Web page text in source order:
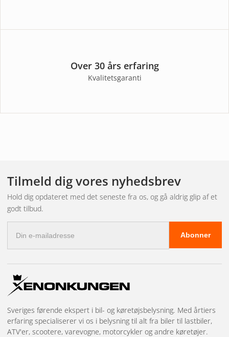
Over 30 års erfaring
Kvalitetsgaranti
Tilmeld dig vores nyhedsbrev
Hold dig opdateret med det seneste fra os, og gå aldrig glip af et
godt tilbud.
mail-
adresse
Abonner
Sveriges førende ekspert i bil- og køretøjsbelysning. Med årtiers
erfaring specialiserer vi os i belysning til alt fra biler til lastbiler,
ATV'er, scootere, varevogne, motorcykler og andre køretøjer.